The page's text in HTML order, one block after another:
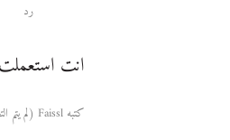
رد
انت
كتبه Faissl (لم يتم التحقق) يوم 08 سبتمبر 2010 حوالي الساعة 11:04